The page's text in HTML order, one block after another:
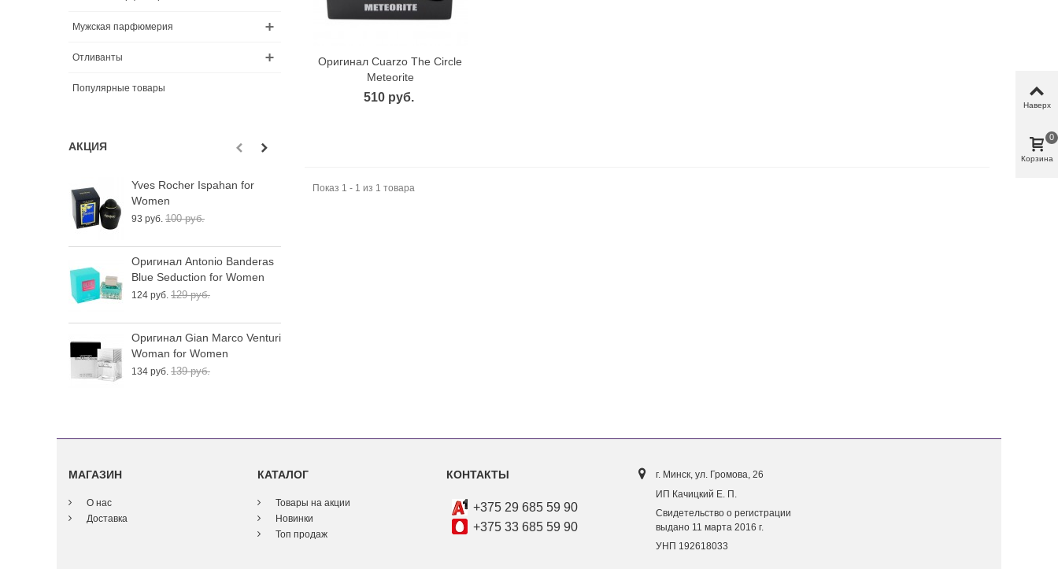
Мужская парфюмерия
Отливанты
Популярные товары
АКЦИЯ
Yves Rocher Ispahan for
Women
93 руб. 100 руб.
Оригинал Antonio Banderas
Blue Seduction for Women
124 руб. 129 руб.
Оригинал Gian Marco Venturi
Woman for Women
134 руб. 139 руб.
Оригинал Antonio Banderas
Быстрый просмотр
Оригинал Cuarzo The Circle
Meteorite
510 руб.
Показ 1 - 1 из 1 товара
МАГАЗИН
О нас
Доставка
КАТАЛОГ
Товары на акции
Новинки
Топ продаж
КОНТАКТЫ
+375 29 685 59 90
+375 33 685 59 90
г. Минск, ул. Громова, 26
ИП Качицкий Е. П.
Свидетельство о регистрации
выдано 11 марта 2016 г.
УНП 192618033
Наверх
Корзина
0